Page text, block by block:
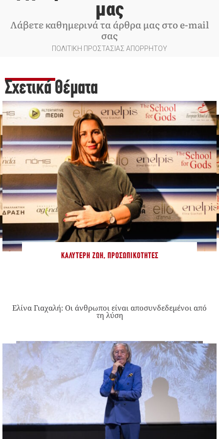
μας
Λάβετε καθημερινά τα άρθρα μας στο e-mail
σας
ΠΟΛΙΤΙΚΗ ΠΡΟΣΤΑΣΙΑΣ ΑΠΟΡΡΗΤΟΥ
Σχετικά Θέματα
ΚΑΛΎΤΕΡΗ ΖΩΉ, ΠΡΟΣΩΠΙΚΌΤΗΤΕΣ
Ελίνα Γιαχαλή: Οι άνθρωποι είναι αποσυνδεδεμένοι από
τη λύση